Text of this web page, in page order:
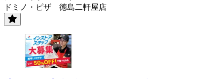
ドミノ・ピザ 徳島二軒屋店